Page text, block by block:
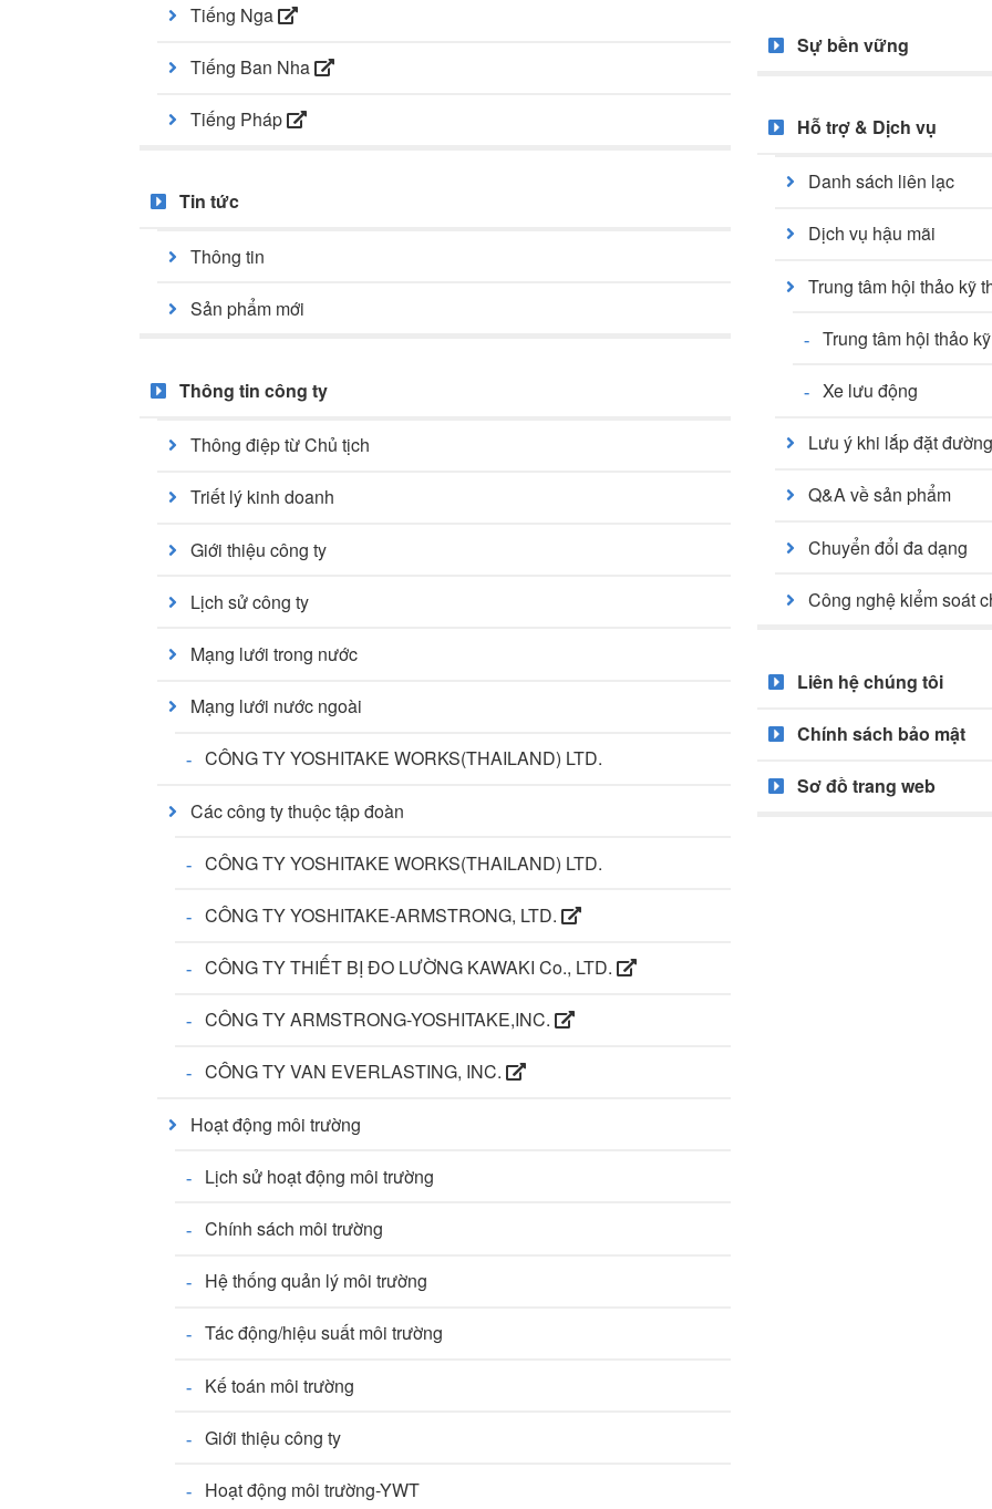
Tiếng Nga
Tiếng Ban Nha
Tiếng Pháp
Tin tức
Thông tin
Sản phẩm mới
Thông tin công ty
Thông điệp từ Chủ tịch
Triết lý kinh doanh
Giới thiệu công ty
Lịch sử công ty
Mạng lưới trong nước
Mạng lưới nước ngoài
CÔNG TY YOSHITAKE WORKS(THAILAND) LTD.
Các công ty thuộc tập đoàn
CÔNG TY YOSHITAKE WORKS(THAILAND) LTD.
CÔNG TY YOSHITAKE-ARMSTRONG, LTD.
CÔNG TY THIẾT BỊ ĐO LƯỜNG KAWAKI Co., LTD.
CÔNG TY ARMSTRONG-YOSHITAKE,INC.
CÔNG TY VAN EVERLASTING, INC.
Hoạt động môi trường
Lịch sử hoạt động môi trường
Chính sách môi trường
Hệ thống quản lý môi trường
Tác động/hiệu suất môi trường
Kế toán môi trường
Giới thiệu công ty
Hoạt động môi trường-YWT
Sự bền vững
Hỗ trợ & Dịch vụ
Danh sách liên lạc
Dịch vụ hậu mãi
Trung tâm hội thảo kỹ
Trung tâm hội thảo
Xe lưu động
Lưu ý khi lắp đặt
Q&A về sản phẩm
Chuyển đổi đa dạng
Công nghệ kiểm soát
Liên hệ chúng tôi
Chính sách bảo mật
Sơ đồ trang web